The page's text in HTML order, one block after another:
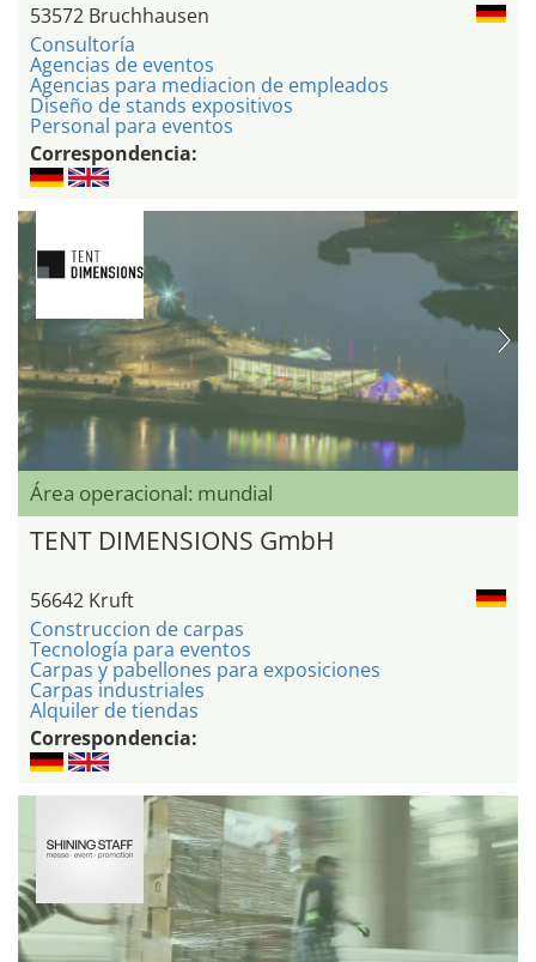
53572 Bruchhausen
Consultoría
Agencias de eventos
Agencias para mediacion de empleados
Diseño de stands expositivos
Personal para eventos
Correspondencia:
Área operacional: mundial
TENT DIMENSIONS GmbH
56642 Kruft
Construccion de carpas
Tecnología para eventos
Carpas y pabellones para exposiciones
Carpas industriales
Alquiler de tiendas
Correspondencia: